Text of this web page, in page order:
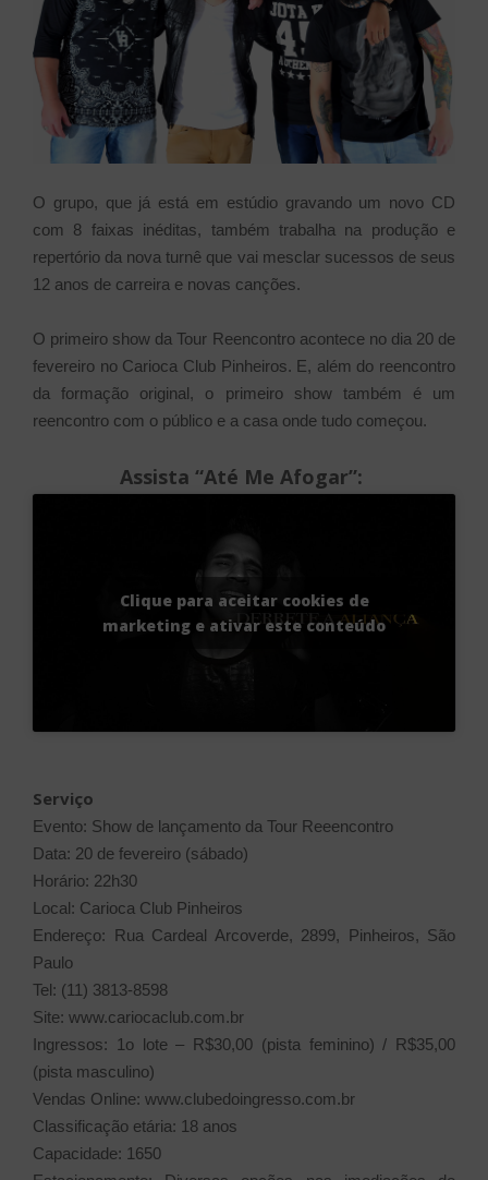
O grupo, que já está em estúdio gravando um novo CD
com 8 faixas inéditas, também trabalha na produção e
repertório da nova turnê que vai mesclar sucessos de seus
12 anos de carreira e novas canções.
O primeiro show da Tour Reencontro acontece no dia 20 de
fevereiro no Carioca Club Pinheiros. E, além do reencontro
da formação original, o primeiro show também é um
reencontro com o público e a casa onde tudo começou.
Assista “Até Me Afogar”:
Clique para aceitar cookies de
marketing e ativar este conteúdo
Serviço
Evento: Show de lançamento da Tour Reeencontro
Data: 20 de fevereiro (sábado)
Horário: 22h30
Local: Carioca Club Pinheiros
Endereço: Rua Cardeal Arcoverde, 2899, Pinheiros, São
Paulo
Tel: (11) 3813-8598
Site: www.cariocaclub.com.br
Ingressos: 1o lote – R$30,00 (pista feminino) / R$35,00
(pista masculino)
Vendas Online: www.clubedoingresso.com.br
Classificação etária: 18 anos
Capacidade: 1650